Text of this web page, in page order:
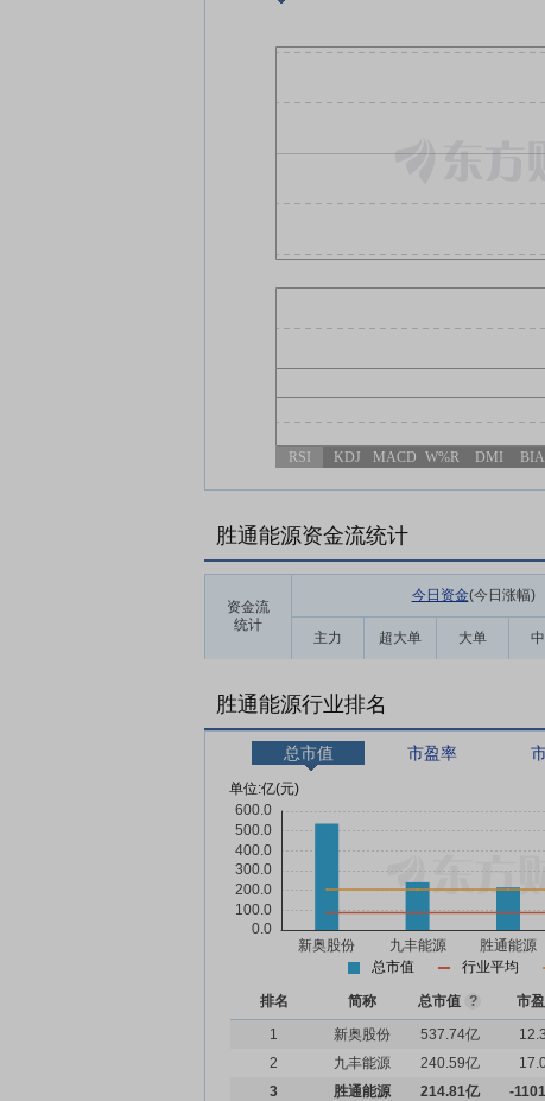
RSI KDJ MACD W%R DMI
胜通能源资金流统计
资金流
统计
今日资金(今日涨幅)
主力 超大单 大单
胜通能源行业排名
总市值 市盈率
单位:亿(元)
总市值 行业平均
排名 简称 总市值 ? 市
1
新奥股份 537.74亿
2
九丰能源 240.59亿
3
胜通能源 214.81亿 -